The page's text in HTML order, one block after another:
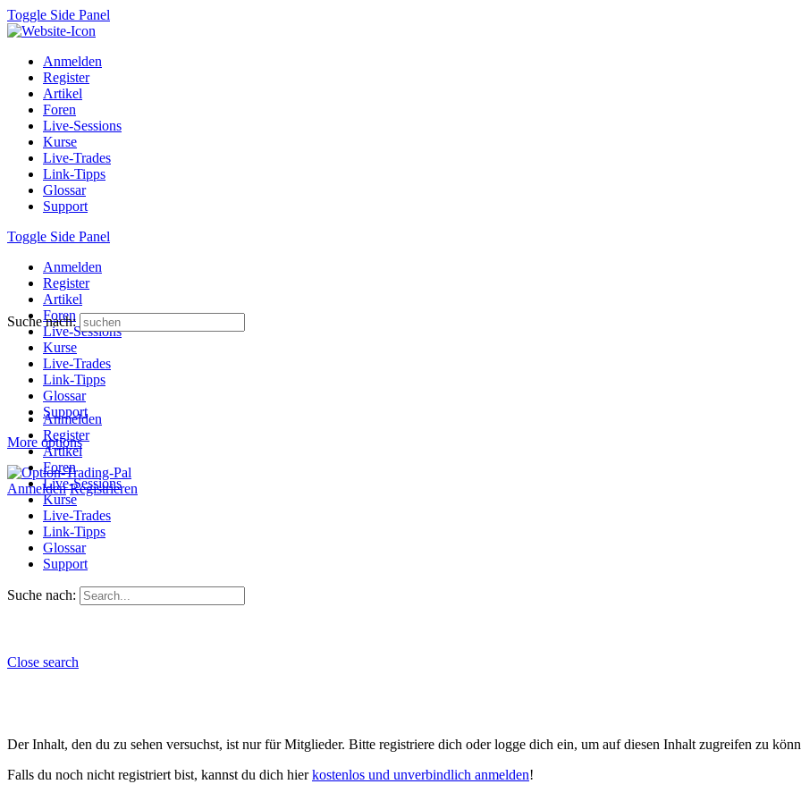
Toggle Side Panel
Anmelden
Register
Artikel
Foren
Live-Sessions
Kurse
Live-Trades
Link-Tipps
Glossar
Support
Toggle Side Panel
Anmelden
Register
Artikel
Foren
Live-Sessions
Kurse
Live-Trades
Link-Tipps
Glossar
Support
More options
Anmelden Registrieren
Suche nach:
Anmelden
Register
Artikel
Foren
Live-Sessions
Kurse
Live-Trades
Link-Tipps
Glossar
Support
Suche nach:
Close search
Der Inhalt, den du zu sehen versuchst, ist nur für Mitglieder. Bitte registriere dich oder logge dich ein, um auf diesen Inhalt zugreifen zu
Falls du noch nicht registriert bist, kannst du dich hierkostenlos und unverbindlich anmelden!